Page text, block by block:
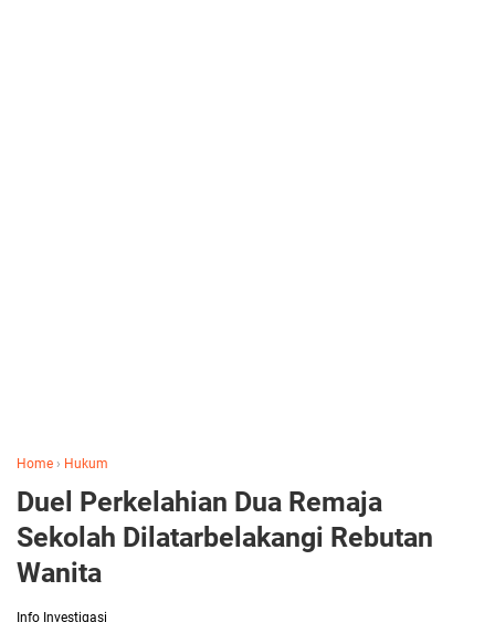
Home › Hukum
Duel Perkelahian Dua Remaja
Sekolah Dilatarbelakangi Rebutan
Wanita
Info Investigasi